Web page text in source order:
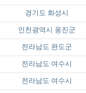
경기도 화성시
인천광역시 옹진군
전라남도 완도군
전라남도 여수시
전라남도 여수시